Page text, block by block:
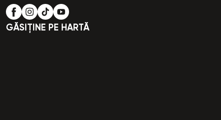
GĂSIȚINE PE HARTĂ